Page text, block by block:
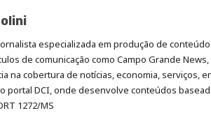
especializada em produção de
de comunicação como Campo Grande
na cobertura de notícias, economia, serviços,
portal DCI, onde desenvolve conteúdos
1272/MS